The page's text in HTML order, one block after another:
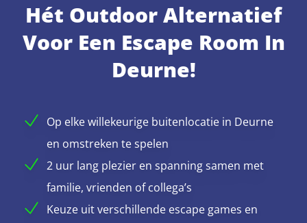
Hét Outdoor Alternatief
Voor Een Escape Room In
Deurne!
Op elke willekeurige buitenlocatie in Deurne
en omstreken te spelen
2 uur lang plezier en spanning samen met
familie, vrienden of collega’s
Keuze uit verschillende escape games en